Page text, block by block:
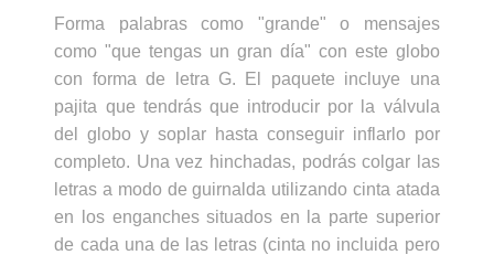
Globo letra H
3,99 €
AÑADIR AL CARRITO
Forma palabras como "grande" o mensajes
como "que tengas un gran día" con este globo
con forma de letra G. El paquete incluye una
pajita que tendrás que introducir por la válvula
del globo y soplar hasta conseguir inflarlo por
completo. Una vez hinchadas, podrás colgar las
letras a modo de guirnalda utilizando cinta atada
en los enganches situados en la parte superior
de cada una de las letras (cinta no incluida pero